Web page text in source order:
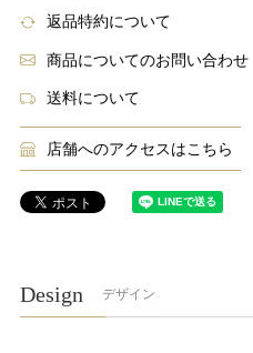
返品特約について
商品についてのお問い合わせ
送料について
店舗へのアクセスはこちら
Design デザイン